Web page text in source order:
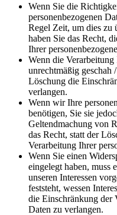
Wenn Sie die
personenbezogenen
Regel Zeit, um dies zu
haben Sie das Recht,
Ihrer
Wenn die Verarbeitung
unrechtmäßig geschah
Löschung die
verlangen.
Wenn wir Ihre
benötigen, Sie sie
Geltendmachung von
das Recht, statt der
Verarbeitung Ihrer
Wenn Sie einen
eingelegt haben, muss
unseren Interessen
feststeht, wessen
die Einschränkung der
Daten zu verlangen.